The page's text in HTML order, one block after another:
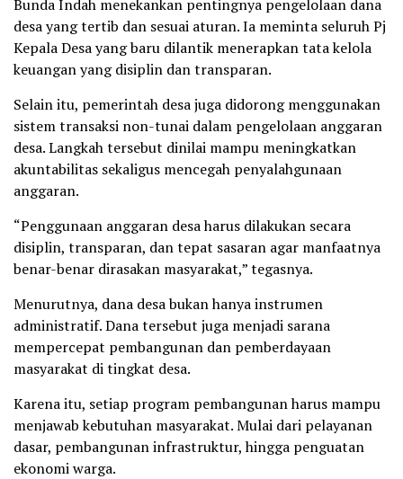
Bunda Indah menekankan pentingnya pengelolaan dana
desa yang tertib dan sesuai aturan. Ia meminta seluruh Pj
Kepala Desa yang baru dilantik menerapkan tata kelola
keuangan yang disiplin dan transparan.
Selain itu, pemerintah desa juga didorong menggunakan
sistem transaksi non-tunai dalam pengelolaan anggaran
desa. Langkah tersebut dinilai mampu meningkatkan
akuntabilitas sekaligus mencegah penyalahgunaan
anggaran.
“Penggunaan anggaran desa harus dilakukan secara
disiplin, transparan, dan tepat sasaran agar manfaatnya
benar-benar dirasakan masyarakat,” tegasnya.
Menurutnya, dana desa bukan hanya instrumen
administratif. Dana tersebut juga menjadi sarana
mempercepat pembangunan dan pemberdayaan
masyarakat di tingkat desa.
Karena itu, setiap program pembangunan harus mampu
menjawab kebutuhan masyarakat. Mulai dari pelayanan
dasar, pembangunan infrastruktur, hingga penguatan
ekonomi warga.